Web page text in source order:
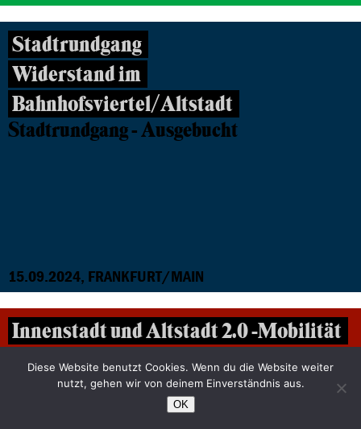
Stadtrundgang
Widerstand im
Bahnhofsviertel/Altstadt
Stadtrundgang - Ausgebucht
15.09.2024, FRANKFURT/MAIN
Innenstadt und Altstadt 2.0 -Mobilität
und Lebensqualität in der Frankfurter
Diese Website benutzt Cookies. Wenn du die Website weiter
nutzt, gehen wir von deinem Einverständnis aus.
OK